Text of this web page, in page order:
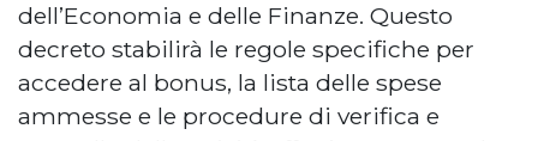
dell’Economia e delle Finanze. Questo
decreto stabilirà le regole specifiche per
accedere al bonus, la lista delle spese
ammesse e le procedure di verifica e